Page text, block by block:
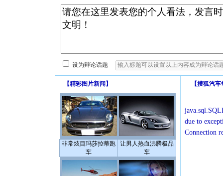
设为辩论话题
【精彩图片新闻 】
非常炫目玛莎拉蒂跑
车
让男人热血沸腾极品
车
【搜狐汽车
due to
Connection